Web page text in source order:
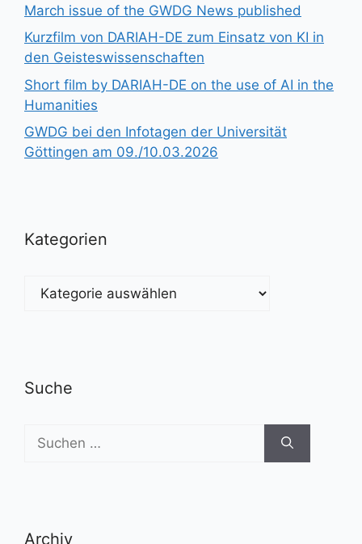
March issue of the GWDG News published
Kurzfilm von DARIAH-DE zum Einsatz von KI in
den Geisteswissenschaften
Short film by DARIAH-DE on the use of AI in the
Humanities
GWDG bei den Infotagen der Universität
Göttingen am 09./10.03.2026
Kategorien
Kategorien
Suche
Suchen
nach:
Archiv